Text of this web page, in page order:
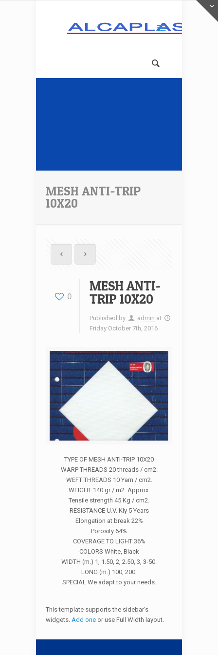
MESH ANTI-TRIP
10X20
0
MESH ANTI-
TRIP 10X20
Published by admin at
Friday October 7th, 2016
TYPE OF MESH ANTI-TRIP 10X20
WARP THREADS 20 threads / cm2.
WEFT THREADS 10 Yarn / cm2.
WEIGHT 140 gr / m2. Approx.
Tensile strength 45 Kg / cm2.
RESISTANCE U.V. Kly 5 Years
Elongation at break 22%
Porosity 64%
COVERAGE TO LIGHT 36%
COLORS White, Black
WIDTH (m.) 1, 1.50, 2, 2.50, 3, 3-50.
LONG (m.) 100, 200.
SPECIAL We adapt to your needs.
This template supports the sidebar's
widgets. Add one or use Full Width layout.